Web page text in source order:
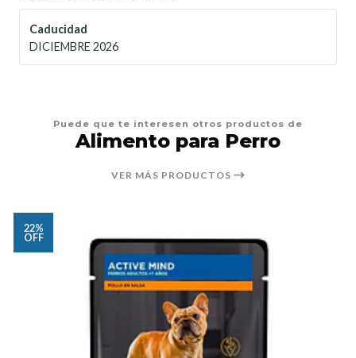
Caducidad
DICIEMBRE 2026
Puede que te interesen otros productos de
Alimento para Perro
VER MÁS PRODUCTOS
22%
OFF